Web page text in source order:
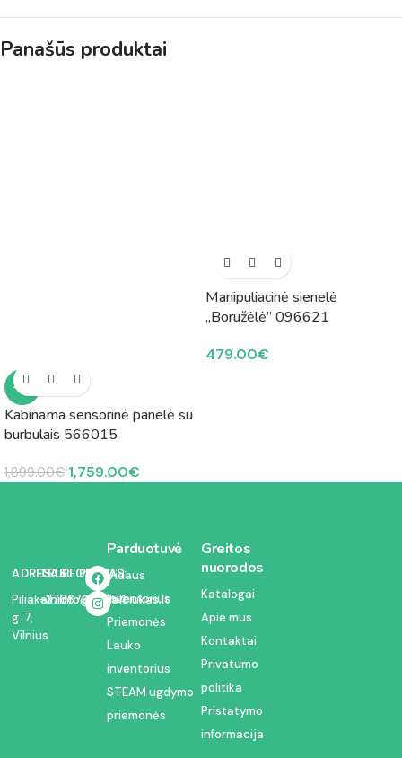
Panašūs produktai
-7%
Kabinama sensorinė panelė su
burbulais 566015
1,899.00€ 1,759.00€
Manipuliacinė sienelė
„Boružėlė” 096621
479.00€
ADRESAS:
Piliakalnio
g. 7,
Vilnius
TELEFONAS:
+37067350054
EL. PAŠTAS:
info@kodelciukas.lt
Parduotuvė
Vidaus
inventorius
Priemonės
Lauko
inventorius
STEAM ugdymo
priemonės
Greitos
nuorodos
Katalogai
Apie mus
Kontaktai
Privatumo
politika
Pristatymo
informacija